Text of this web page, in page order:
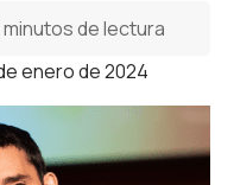
enero de 2024
minutos de lectura